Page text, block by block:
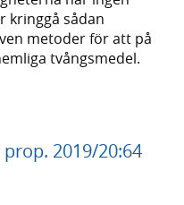
kringgå sådan
metoder för att på
tvångsmedel.
2019/20:64